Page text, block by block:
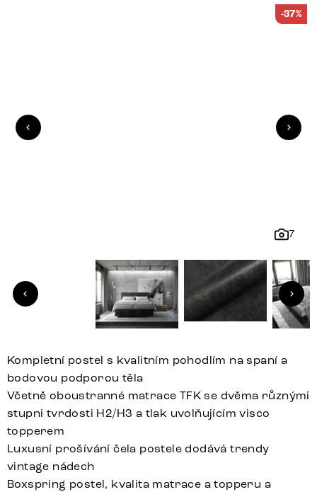
7
-37%
Kompletní postel s kvalitním pohodlím na spaní a
bodovou podporou těla
Včetně oboustranné matrace TFK se dvěma různými
stupni tvrdosti H2/H3 a tlak uvolňujícím visco
topperem
Luxusní prošívání čela postele dodává trendy
vintage nádech
Boxspring postel, kvalita matrace a topperu a